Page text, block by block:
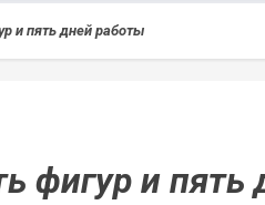
и пять дней работы
фигур и пять